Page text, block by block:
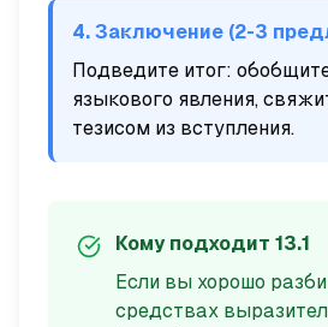
4. Заключение (2-3
Подведите итог:
языкового явления,
тезисом из вступления.
Кому подходит 13.1
Если вы хорошо
средствах